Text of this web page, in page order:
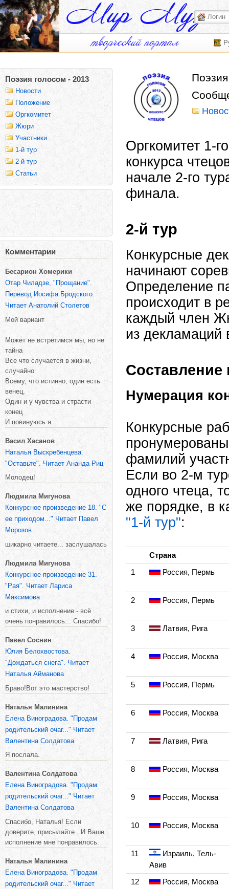
Поэзия голосом - 2013
Новости
Положение
Оргкомитет
Жюри
Участники
1-й тур
2-й тур
Статьи
Комментарии
Бесарион Хомерики
Отар Чиладзе, "Прощание".
Перевод Иосифа Бродского.
Читает Анатолий Столетов
Мой вариант
Может не встретимся мы, но не
тайна
Все что случается в жизни,
случайно
Всему, что истинно, один есть
венец,
Один и у чувства и страсти
конец
И повинуюсь я...
Васил Хасанов
Наталья Выскребенцева.
"Оставьте". Читает Ананда Риц
Молодец!
Людмила Мигунова
Конкурсное произведение 18. "С
ее приходом..." Читает Павел
Морозов
шикарно читаете... заслушалась
Людмила Мигунова
Конкурсное произведение 31.
"Рая". Читает Лариса
Максимова
и стихи, и исполнение - всё
очень понравилось... Спасибо!
Павел Соснин
Юлия Белохвостова.
"Дождаться снега". Читает
Наталья Айманова
Браво!Вот это мастерство!
Наталья Малинина
Елена Виноградова. "Продам
родительский очаг..." Читает
Валентина Солдатова
Я послала.
Валентина Солдатова
Елена Виноградова. "Продам
родительский очаг..." Читает
Валентина Солдатова
Спасибо, Наталья! Если
доверите, присылайте...И Ваше
исполнение мне понравилось.
Наталья Малинина
Елена Виноградова. "Продам
родительский очаг..." Читает
Оргкомитет 1-
конкурса
начале 2-го
финала.
2-й тур
Конкурсные
начинают
Определение
происходит в
каждый член
из декламаций
Составление
Нумерация
Конкурсные
фамилий
Если во 2-м
одного чтеца,
же порядке, в
"1-й тур":
Страна
1
Россия, Пермь
2 Россия, Пермь
3 Латвия, Рига
4 Россия, Москва
5 Россия, Пермь
6 Россия, Москва
7 Латвия, Рига
8 Россия, Москва
9 Россия, Москва
10 Россия, Москва
11
Израиль, Тель-
Авив
12
Россия, Москва